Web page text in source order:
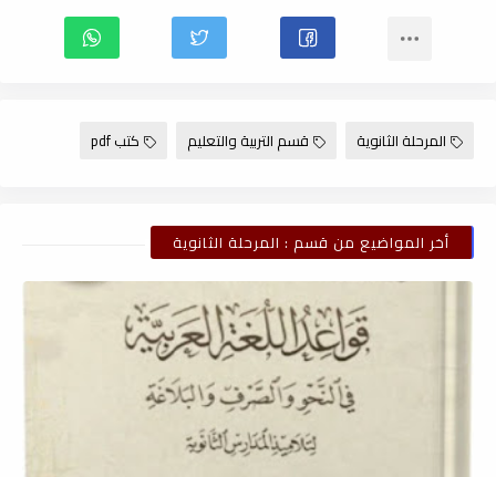
المرحلة الثانوية قسم التربية والتعليم كتب pdf
أخر المواضيع من قسم : المرحلة الثانوية